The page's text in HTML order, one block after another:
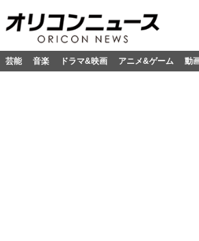
芸能 音楽 ドラマ&映画 アニメ&ゲーム 動